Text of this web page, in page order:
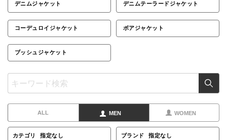
デニムジャケット デニムテーラードジャケット
コーデュロイジャケット ボアジャケット
ブッシュジャケット
ALL MEN WOMEN
カテゴリ 指定なし ブランド 指定なし